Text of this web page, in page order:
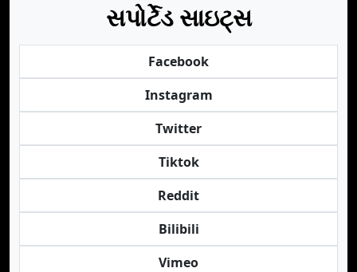
સપોર્ટેડ સાઇટ્સ
Facebook
Instagram
Twitter
Tiktok
Reddit
Bilibili
Vimeo